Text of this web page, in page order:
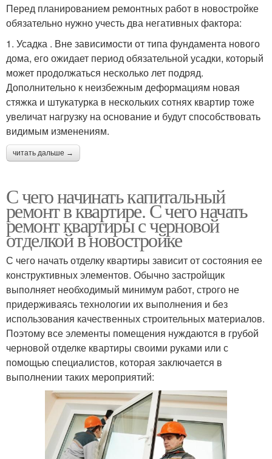
Перед планированием ремонтных работ в новостройке
обязательно нужно учесть два негативных фактора:
1. Усадка . Вне зависимости от типа фундамента нового
дома, его ожидает период обязательной усадки, который
может продолжаться несколько лет подряд.
Дополнительно к неизбежным деформациям новая
стяжка и штукатурка в нескольких сотнях квартир тоже
увеличат нагрузку на основание и будут способствовать
видимым изменениям.
читать дальше →
С чего начинать капитальный
ремонт в квартире. С чего начать
ремонт квартиры с черновой
отделкой в новостройке
С чего начать отделку квартиры зависит от состояния ее
конструктивных элементов. Обычно застройщик
выполняет необходимый минимум работ, строго не
придерживаясь технологии их выполнения и без
использования качественных строительных материалов.
Поэтому все элементы помещения нуждаются в грубой
черновой отделке квартиры своими руками или с
помощью специалистов, которая заключается в
выполнении таких мероприятий: